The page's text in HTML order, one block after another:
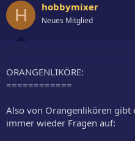
H hobbymixer
Neues Mitglied
ORANGENLIKÖRE:
============
Also von Orangenlikören gibt
immer wieder Fragen auf: